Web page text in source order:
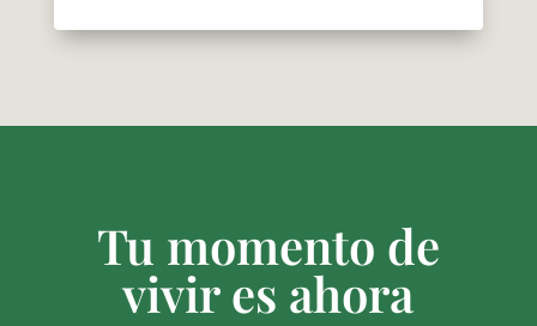
Tu momento de
vivir es ahora